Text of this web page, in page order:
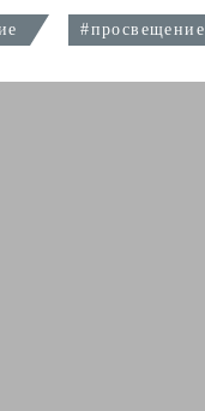
#просвещение